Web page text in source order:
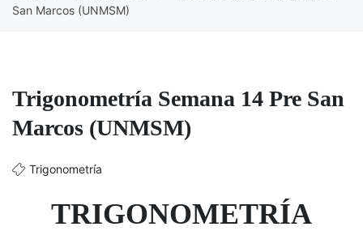
San Marcos (UNMSM)
Trigonometría Semana 14 Pre San
Marcos (UNMSM)
Trigonometría
TRIGONOMETRÍA